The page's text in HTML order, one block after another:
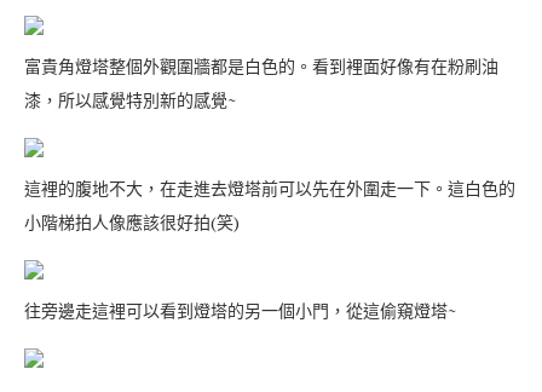
富貴角燈塔整個外觀圍牆都是白色的。看到裡面好像有在粉刷油
漆，所以感覺特別新的感覺~
這裡的腹地不大，在走進去燈塔前可以先在外圍走一下。這白色的
小階梯拍人像應該很好拍(笑)
往旁邊走這裡可以看到燈塔的另一個小門，從這偷窺燈塔~